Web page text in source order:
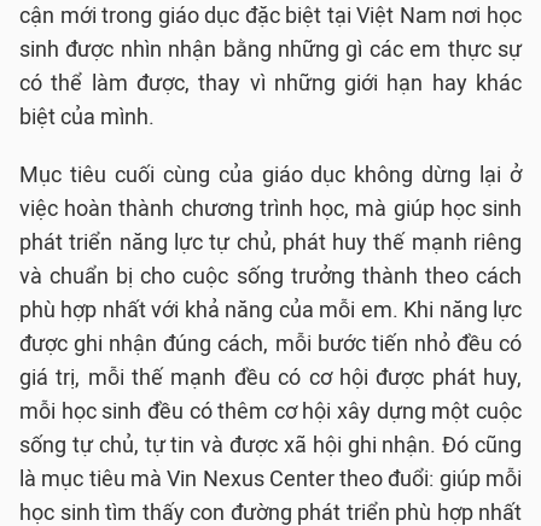
cận mới trong giáo dục đặc biệt tại Việt Nam nơi học
sinh được nhìn nhận bằng những gì các em thực sự
có thể làm được, thay vì những giới hạn hay khác
biệt của mình.
Mục tiêu cuối cùng của giáo dục không dừng lại ở
việc hoàn thành chương trình học, mà giúp học sinh
phát triển năng lực tự chủ, phát huy thế mạnh riêng
và chuẩn bị cho cuộc sống trưởng thành theo cách
phù hợp nhất với khả năng của mỗi em. Khi năng lực
được ghi nhận đúng cách, mỗi bước tiến nhỏ đều có
giá trị, mỗi thế mạnh đều có cơ hội được phát huy,
mỗi học sinh đều có thêm cơ hội xây dựng một cuộc
sống tự chủ, tự tin và được xã hội ghi nhận. Đó cũng
là mục tiêu mà Vin Nexus Center theo đuổi: giúp mỗi
học sinh tìm thấy con đường phát triển phù hợp nhất